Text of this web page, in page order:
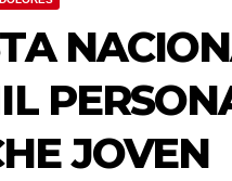
JOVEN